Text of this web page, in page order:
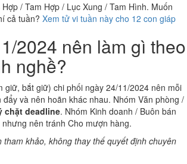
/ Tam Hợp / Lục Xung / Tam Hình. Muốn
cả tuần? Xem tử vi tuần này cho 12 con giáp
2024 nên làm gì theo
nghề?
giữ, bắt giữ) chi phối ngày 24/11/2024 nên mỗi
đẩy và nên hoãn khác nhau. Nhóm Văn phòng /
chặt deadline. Nhóm Kinh doanh / Buôn bán
nhưng nên tránh Cho mượn hàng.
khảo, không thay thế quyết định chuyên